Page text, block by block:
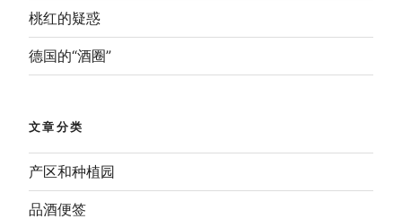
桃红的疑惑
德国的“酒圈”
文章分类
产区和种植园
品酒便签